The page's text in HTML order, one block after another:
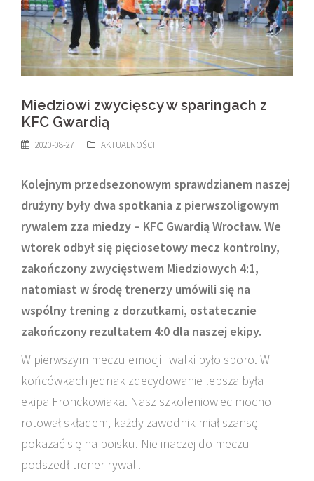
Miedziowi zwycięscy w sparingach z
KFC Gwardią
2020-08-27 AKTUALNOŚCI
Kolejnym przedsezonowym sprawdzianem naszej
drużyny były dwa spotkania z pierwszoligowym
rywalem zza miedzy – KFC Gwardią Wrocław. We
wtorek odbył się pięciosetowy mecz kontrolny,
zakończony zwycięstwem Miedziowych 4:1,
natomiast w środę trenerzy umówili się na
wspólny trening z dorzutkami, ostatecznie
zakończony rezultatem 4:0 dla naszej ekipy.
W pierwszym meczu emocji i walki było sporo. W
końcówkach jednak zdecydowanie lepsza była
ekipa Fronckowiaka. Nasz szkoleniowiec mocno
rotował składem, każdy zawodnik miał szansę
pokazać się na boisku. Nie inaczej do meczu
podszedł trener rywali.